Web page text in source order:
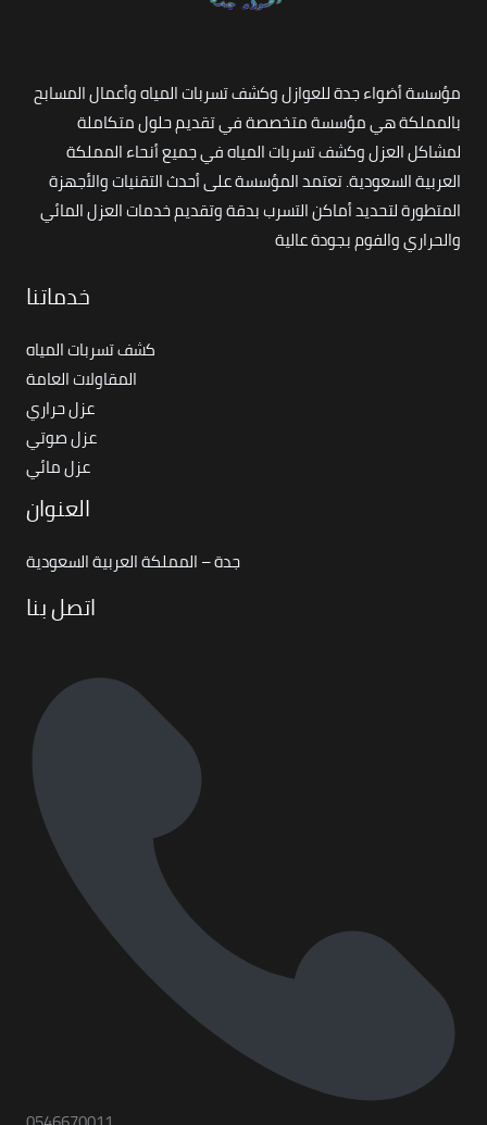
مؤسسة أضواء جدة للعوازل وكشف تسربات المياه وأعمال المسابح
بالمملكة هي مؤسسة متخصصة في تقديم حلول متكاملة
لمشاكل العزل وكشف تسربات المياه في جميع أنحاء المملكة
العربية السعودية. تعتمد المؤسسة على أحدث التقنيات والأجهزة
المتطورة لتحديد أماكن التسرب بدقة وتقديم خدمات العزل المائي
والحراري والفوم بجودة عالية
خدماتنا
كشف تسربات المياه
المقاولات العامة
عزل حراري
عزل صوتي
عزل مائي
العنوان
جدة – المملكة العربية السعودية
اتصل بنا